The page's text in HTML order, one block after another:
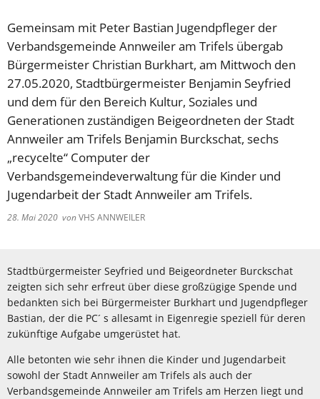
Gemeinsam mit Peter Bastian Jugendpfleger der
Verbandsgemeinde Annweiler am Trifels übergab
Bürgermeister Christian Burkhart, am Mittwoch den
27.05.2020, Stadtbürgermeister Benjamin Seyfried
und dem für den Bereich Kultur, Soziales und
Generationen zuständigen Beigeordneten der Stadt
Annweiler am Trifels Benjamin Burckschat, sechs
„recycelte“ Computer der
Verbandsgemeindeverwaltung für die Kinder und
Jugendarbeit der Stadt Annweiler am Trifels.
28. Mai 2020 vonVHS ANNWEILER
Stadtbürgermeister Seyfried und Beigeordneter Burckschat
zeigten sich sehr erfreut über diese großzügige Spende und
bedankten sich bei Bürgermeister Burkhart und Jugendpfleger
Bastian, der die PC´ s allesamt in Eigenregie speziell für deren
zukünftige Aufgabe umgerüstet hat.
Alle betonten wie sehr ihnen die Kinder und Jugendarbeit
sowohl der Stadt Annweiler am Trifels als auch der
Verbandsgemeinde Annweiler am Trifels am Herzen liegt und